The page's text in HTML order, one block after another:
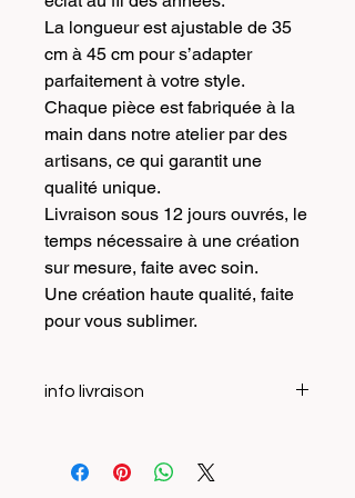
La longueur est ajustable de 35
cm à 45 cm pour s’adapter
parfaitement à votre style.
Chaque pièce est fabriquée à la
main dans notre atelier par des
artisans, ce qui garantit une
qualité unique.
Livraison sous 12 jours ouvrés, le
temps nécessaire à une création
sur mesure, faite avec soin.
Une création haute qualité, faite
pour vous sublimer.
info livraison
mail des qu il vous sera envoyé. Si